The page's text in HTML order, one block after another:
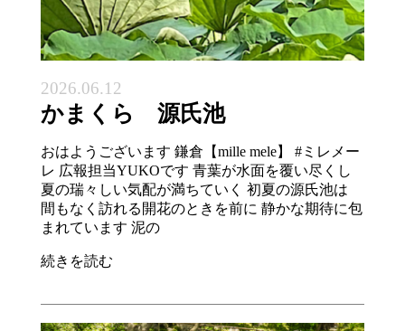
2026.06.12
かまくら 源氏池
おはようございます 鎌倉【mille mele】 #ミレメー
レ 広報担当YUKOです 青葉が水面を覆い尽くし
夏の瑞々しい気配が満ちていく 初夏の源氏池は
間もなく訪れる開花のときを前に 静かな期待に包
まれています 泥の
続きを読む